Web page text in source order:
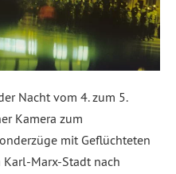
Nacht vom 4. zum 5.
Kamera zum
mit Geflüchteten
Karl-Marx-Stadt nach